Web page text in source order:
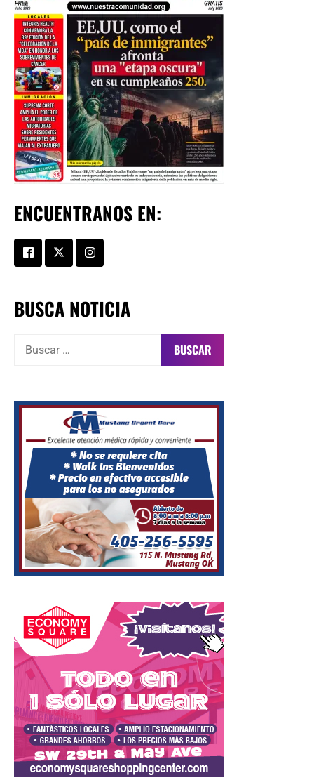
ENCUENTRANOS EN:
BUSCA NOTICIA
Buscar: